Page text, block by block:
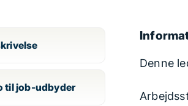
Denne
til job-udbyder